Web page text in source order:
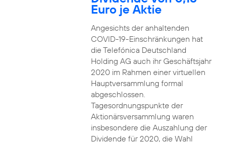
Euro je Aktie
Angesichts der anhaltenden
COVID-19-Einschränkungen hat
die Telefónica Deutschland
Holding AG auch ihr Geschäftsjahr
2020 im Rahmen einer virtuellen
Hauptversammlung formal
abgeschlossen.
Tagesordnungspunkte der
Aktionärsversammlung waren
insbesondere die Auszahlung der
Dividende für 2020, die Wahl